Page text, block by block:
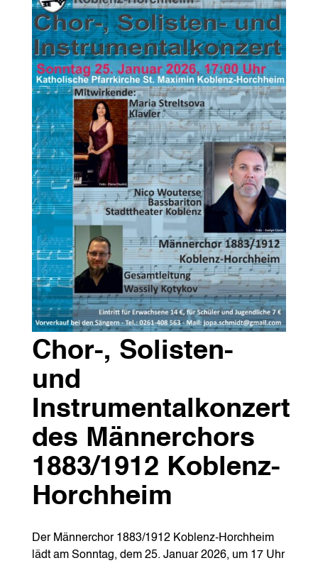
Chor-, Solisten-
und
Instrumentalkonzert
des Männerchors
1883/1912 Koblenz-
Horchheim
Der Männerchor 1883/1912 Koblenz-Horchheim
lädt am Sonntag, dem 25. Januar 2026, um 17 Uhr